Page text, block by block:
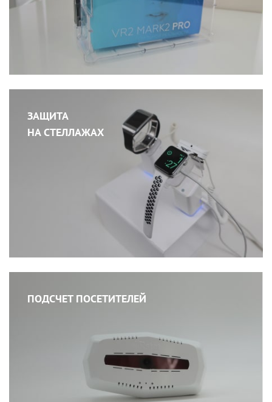
ЗАЩИТА
НА СТЕЛЛАЖАХ
ПОДСЧЕТ ПОСЕТИТЕЛЕЙ